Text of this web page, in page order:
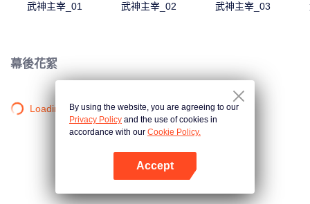
武神主宰_01 武神主宰_02 武神主宰_03
幕後花絮
Loading…By using the website, you are agreeing to our
Privacy Policy and the use of cookies in
accordance with our Cookie Policy.
Accept